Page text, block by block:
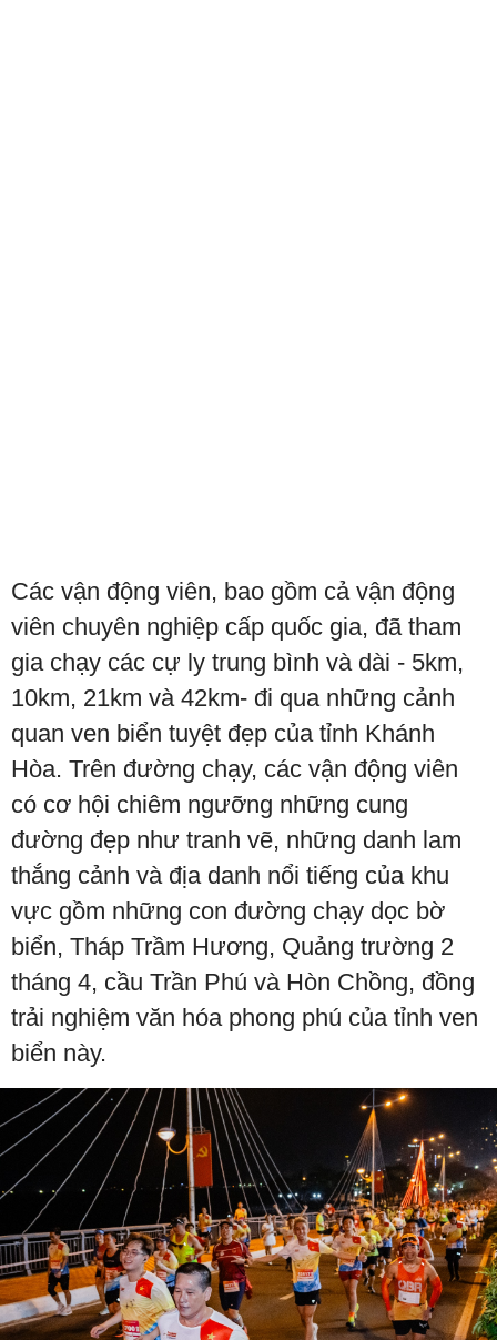
Các vận động viên, bao gồm cả vận động
viên chuyên nghiệp cấp quốc gia, đã tham
gia chạy các cự ly trung bình và dài - 5km,
10km, 21km và 42km- đi qua những cảnh
quan ven biển tuyệt đẹp của tỉnh Khánh
Hòa. Trên đường chạy, các vận động viên
có cơ hội chiêm ngưỡng những cung
đường đẹp như tranh vẽ, những danh lam
thắng cảnh và địa danh nổi tiếng của khu
vực gồm những con đường chạy dọc bờ
biển, Tháp Trầm Hương, Quảng trường 2
tháng 4, cầu Trần Phú và Hòn Chồng, đồng
trải nghiệm văn hóa phong phú của tỉnh ven
biển này.